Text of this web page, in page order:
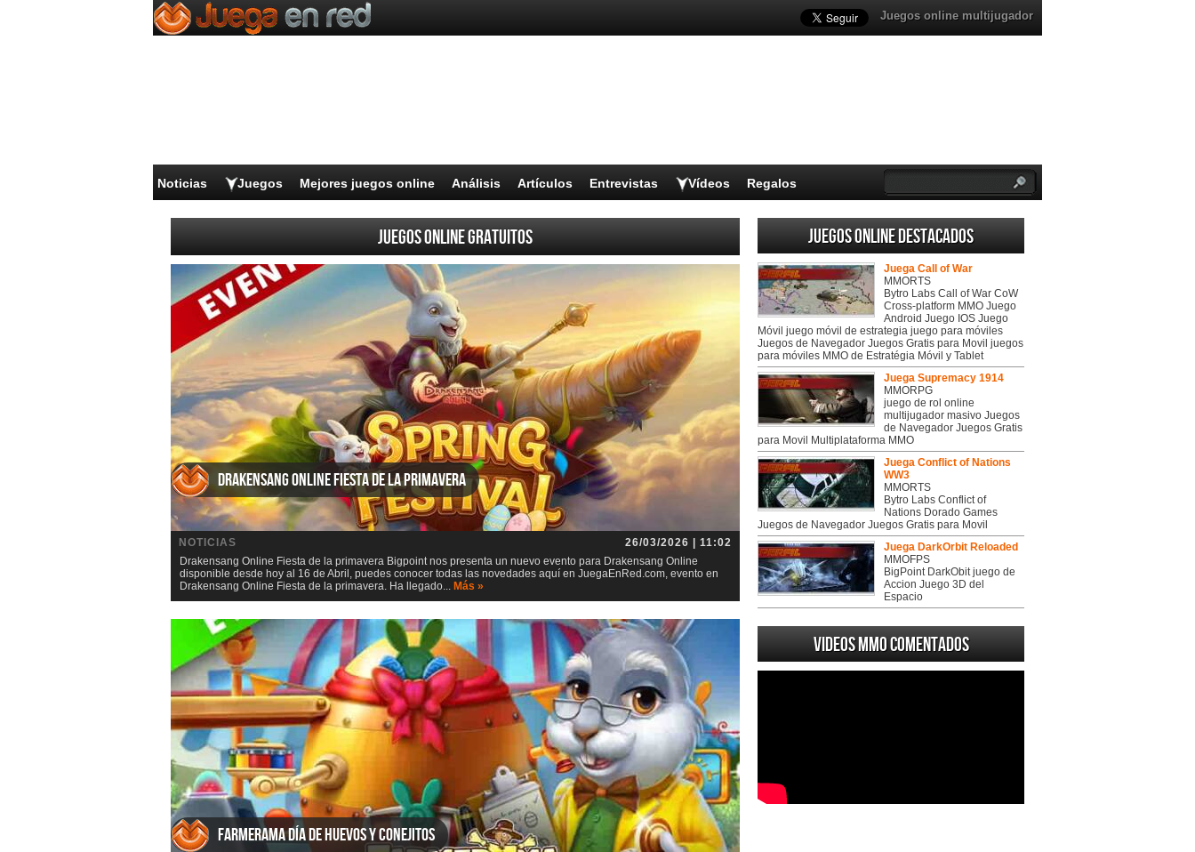
Juegos online multijugador
Noticias Juegos Mejores juegos online Análisis Artículos Entrevistas Vídeos Regalos
Juegos online gratuitos
Drakensang Online Fiesta de la primavera
NOTICIAS
26/03/2026 | 11:02
Drakensang Online Fiesta de la primavera Bigpoint nos presenta un nuevo evento para Drakensang Online
disponible desde hoy al 16 de Abril, puedes conocer todas las novedades aquí en JuegaEnRed.com, evento en
Drakensang Online Fiesta de la primavera. Ha llegado... Más »
Farmerama Día de huevos y conejitos
Juegos online destacados
Juega Call of War
MMORTS
Bytro Labs Call of War CoW
Cross-platform MMO Juego
Android Juego IOS Juego
Móvil juego móvil de estrategia juego para móviles
Juegos de Navegador Juegos Gratis para Movil juegos
para móviles MMO de Estratégia Móvil y Tablet
Juega Supremacy 1914
MMORPG
juego de rol online
multijugador masivo Juegos
de Navegador Juegos Gratis
para Movil Multiplataforma MMO
Juega Conflict of Nations
WW3
MMORTS
Bytro Labs Conflict of
Nations Dorado Games
Juegos de Navegador Juegos Gratis para Movil
Juega DarkOrbit Reloaded
MMOFPS
BigPoint DarkObit juego de
Accion Juego 3D del
Espacio
Videos MMO Comentados